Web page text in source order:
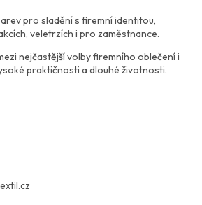
s
u
pro sladění s firemní identitou,
veletrzích i pro zaměstnance.
nejčastější volby firemního oblečení i
praktičnosti a dlouhé životnosti.